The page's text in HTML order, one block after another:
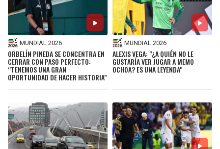
MUNDIAL 2026
ORBELÍN PINEDA SE CONCENTRA EN
CERRAR CON PASO PERFECTO:
“TENEMOS UNA GRAN
OPORTUNIDAD DE HACER HISTORIA"
MUNDIAL 2026
ALEXIS VEGA: "¿A QUIÉN NO LE
GUSTARÍA VER JUGAR A MEMO
OCHOA? ES UNA LEYENDA"